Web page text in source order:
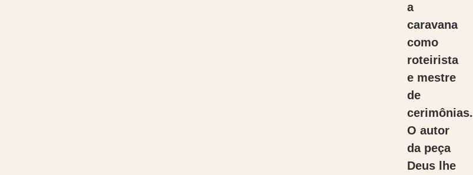
a
caravana
como
roteirista
e mestre
de
cerimônias.
O autor
da peça
Deus lhe